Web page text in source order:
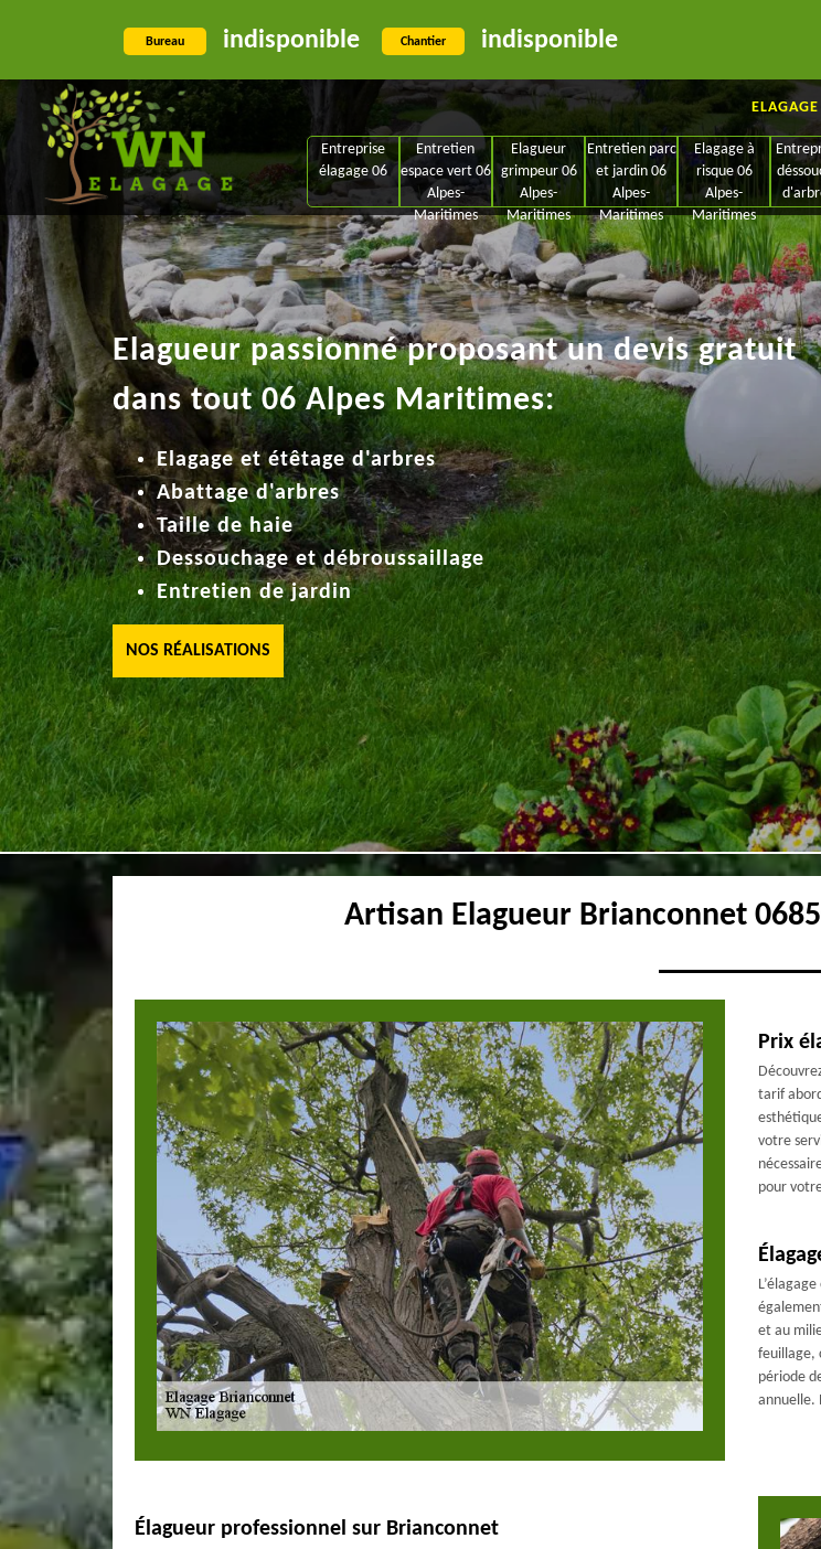
Bureau indisponible Chantier indisponible
Entreprise
élagage 06
Entretien
espace vert 06
Alpes-
Maritimes
Elagueur
grimpeur 06
Alpes-
Maritimes
Entretien parc
et jardin 06
Alpes-
Maritimes
Elagage à
risque 06
Alpes-
Maritimes
Elagueur passionné proposant un devis gratuit
dans tout 06 Alpes Maritimes:
Elagage et étêtage d'arbres
Abattage d'arbres
Taille de haie
Dessouchage et débroussaillage
Entretien de jardin
NOS RÉALISATIONS
Artisan Elagueur Brianconnet
Prix
tarif
votre
pour
et au
feuillage,
période
annuelle.
Élagueur professionnel sur Brianconnet